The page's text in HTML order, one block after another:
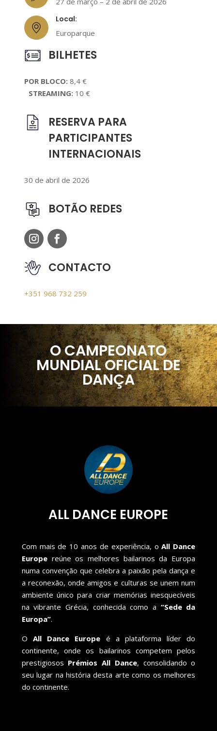
Local:
Europarque
BILHETES
POR BLOCO: 8,4 €
STREAMING: 10 €
RESERVA PARA
PARTICIPANTES
INTERNACIONAIS
30 de abril de 2026
BOTÃO REDES
CONTACTO
+351 968 732 259
O CAMPEONATO
MUNDIAL OFICIAL DE
DANÇA
ALL DANCE EUROPE
Com mais de 10 anos de experiência, oAll Dance
Europereúne os melhores bailarinos da Europa
numa convenção que celebra a paixão pela dança e
a reconexão, onde amigos e culturas se unem num
ambiente único para criar memórias inesquecíveis
na vibrante Grécia, conhecida como a “Sede da
Europa”.
O All Dance Europe é a plataforma líder do
continente, onde os bailarinos competem pelos
prestigiosos Prémios All Dance, consolidando o
seu lugar na história desta arte como os melhores
do continente.